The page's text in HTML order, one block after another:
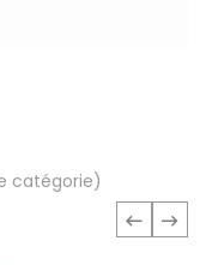
catégorie)